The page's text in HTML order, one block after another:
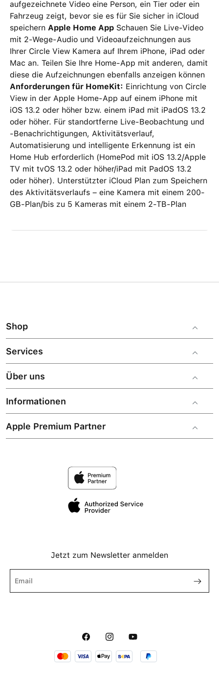
aufgezeichnete Video eine Person, ein Tier oder ein
Fahrzeug zeigt, bevor sie es für Sie sicher in iCloud
speichern Apple Home App Schauen Sie Live-Video
mit 2-Wege-Audio und Videoaufzeichnungen aus
Ihrer Circle View Kamera auf Ihrem iPhone, iPad oder
Mac an. Teilen Sie Ihre Home-App mit anderen, damit
diese die Aufzeichnungen ebenfalls anzeigen können
Anforderungen für HomeKit: Einrichtung von Circle
View in der Apple Home-App auf einem iPhone mit
iOS 13.2 oder höher bzw. einem iPad mit iPadOS 13.2
oder höher. Für standortferne Live-Beobachtung und
-Benachrichtigungen, Aktivitätsverlauf,
Automatisierung und intelligente Erkennung ist ein
Home Hub erforderlich (HomePod mit iOS 13.2/Apple
TV mit tvOS 13.2 oder höher/iPad mit PadOS 13.2
oder höher). Unterstützter iCloud Plan zum Speichern
des Aktivitätsverlaufs – eine Kamera mit einem 200-
GB-Plan/bis zu 5 Kameras mit einem 2-TB-Plan
Shop
Services
Über uns
Informationen
Apple Premium Partner
Jetzt zum Newsletter anmelden